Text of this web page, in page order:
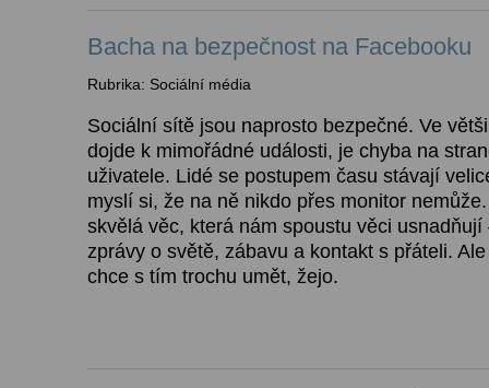
Bacha na bezpečnost na Facebooku
Rubrika: Sociální média
Sociální sítě jsou naprosto bezpečné. Ve
dojde k mimořádné události, je chyba na
uživatele. Lidé se postupem času stávají
myslí si, že na ně nikdo přes monitor
skvělá věc, která nám spoustu věci
zprávy o světě, zábavu a kontakt s přáteli.
chce s tím trochu umět, žejo.